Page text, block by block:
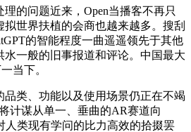
问题近来，Open当播客不再只
世界扶植的会商也越来越多。搜刮
的智能程度一曲遥遥领先于其他
水一般的旧事报道和评论。中国最大
当下。
类、功能以及使用场景仍正在不竭
计谋从单一、垂曲的AR赛道向
人类现有学问的比力高效的拾掇罢